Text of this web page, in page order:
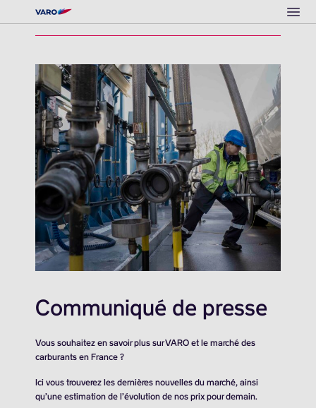
Communiqué de presse
Vous souhaitez en savoir plus sur VARO et le marché des
carburants en France ?
Ici vous trouverez les dernières nouvelles du marché, ainsi
qu’une estimation de l’évolution de nos prix pour demain.